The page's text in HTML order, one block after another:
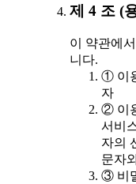
제 4 조 (
이 약관에
니다.
① 이
자
② 이
서비
자의
문자
③ 비